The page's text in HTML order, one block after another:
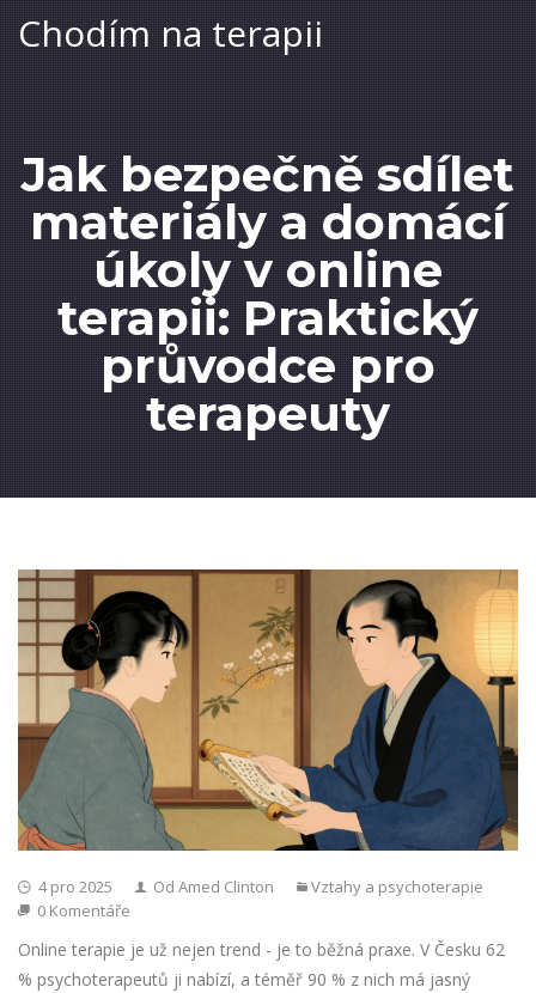
Chodím na terapii
Jak bezpečně sdílet
materiály a domácí
úkoly v online
terapii: Praktický
průvodce pro
terapeuty
4 pro 2025 Od Amed Clinton
Vztahy a psychoterapie
0 Komentáře
Online terapie je už nejen trend - je to běžná praxe. V Česku 62
% psychoterapeutů ji nabízí, a téměř 90 % z nich má jasný